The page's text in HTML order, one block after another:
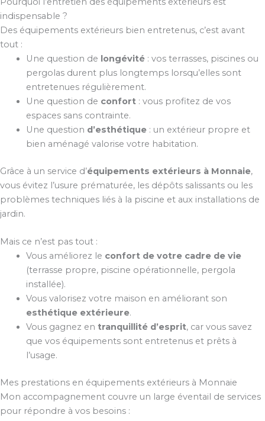
indispensable ?
Des équipements extérieurs bien entretenus, c’est avant
tout :
Une question de longévité: vos terrasses, piscines ou
pergolas durent plus longtemps lorsqu’elles sont
entretenues régulièrement.
Une question de confort: vous profitez de vos
espaces sans contrainte.
Une question d’esthétique: un extérieur propre et
bien aménagé valorise votre habitation.
Grâce à un service d’équipements extérieurs à Monnaie,
vous évitez l’usure prématurée, les dépôts salissants ou les
problèmes techniques liés à la piscine et aux installations de
jardin.
Mais ce n’est pas tout :
Vous améliorez le confort de votre cadre de vie
(terrasse propre, piscine opérationnelle, pergola
installée).
Vous valorisez votre maison en améliorant son
esthétique extérieure.
Vous gagnez en tranquillité d’esprit, car vous savez
que vos équipements sont entretenus et prêts à
l’usage.
Mes prestations en équipements extérieurs à Monnaie
Mon accompagnement couvre un large éventail de services
pour répondre à vos besoins :